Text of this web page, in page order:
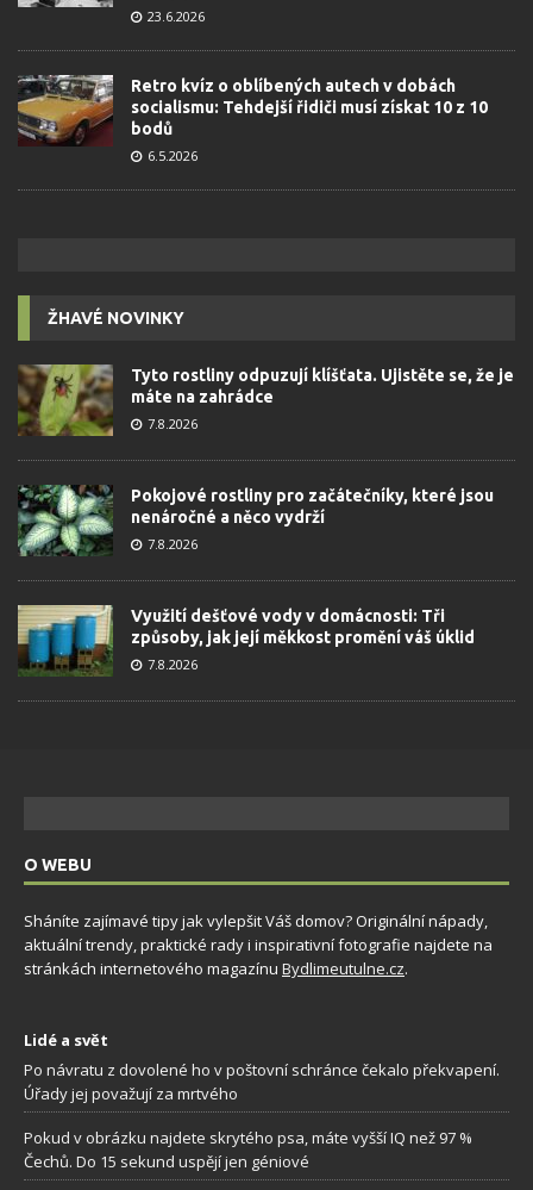
23.6.2026
Retro kvíz o oblíbených autech v dobách
socialismu: Tehdejší řidiči musí získat 10 z 10
bodů
6.5.2026
ŽHAVÉ NOVINKY
Tyto rostliny odpuzují klíšťata. Ujistěte se, že je
máte na zahrádce
7.8.2026
Pokojové rostliny pro začátečníky, které jsou
nenáročné a něco vydrží
7.8.2026
Využití dešťové vody v domácnosti: Tři
způsoby, jak její měkkost promění váš úklid
7.8.2026
O WEBU
Sháníte zajímavé tipy jak vylepšit Váš domov? Originální nápady,
aktuální trendy, praktické rady i inspirativní fotografie najdete na
stránkách internetového magazínu Bydlimeutulne.cz.
Lidé a svět
Po návratu z dovolené ho v poštovní schránce čekalo překvapení.
Úřady jej považují za mrtvého
Pokud v obrázku najdete skrytého psa, máte vyšší IQ než 97 %
Čechů. Do 15 sekund uspějí jen géniové